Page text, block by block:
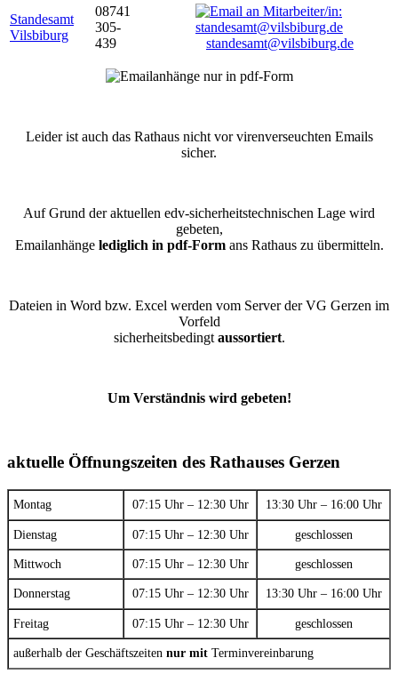
Standesamt
Vilsbiburg
08741
305-
439
standesamt@vilsbiburg.de
Leider ist auch das Rathaus nicht vor virenverseuchten Emails
sicher.
Auf Grund der aktuellen edv-sicherheitstechnischen Lage wird
gebeten,
Emailanhänge lediglich in pdf-Formans Rathaus zu übermitteln.
Dateien in Word bzw. Excel werden vom Server der VG Gerzen im
Vorfeld
sicherheitsbedingt aussortiert.
Um Verständnis wird gebeten!
aktuelle Öffnungszeiten des Rathauses Gerzen
Montag 07:15 Uhr – 12:30 Uhr 13:30 Uhr – 16:00 Uhr
Dienstag 07:15 Uhr – 12:30 Uhr geschlossen
Mittwoch 07:15 Uhr – 12:30 Uhr geschlossen
Donnerstag 07:15 Uhr – 12:30 Uhr 13:30 Uhr – 16:00 Uhr
Freitag 07:15 Uhr – 12:30 Uhr geschlossen
außerhalb der Geschäftszeiten nur mit Terminvereinbarung